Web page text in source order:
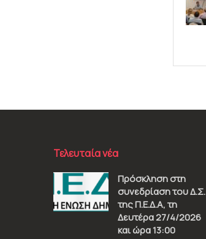
Τελευταία νέα
Πρόσκληση στη
συνεδρίαση του Δ.Σ.
της Π.Ε.Δ.Α, τη
Δευτέρα 27/4/2026
και ώρα 13:00